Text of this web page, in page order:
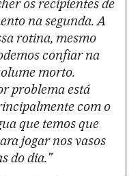
os recipientes de
na segunda. A
rotina, mesmo
confiar na
morto.
problema está
com o
que temos que
jogar nos vasos
do dia."